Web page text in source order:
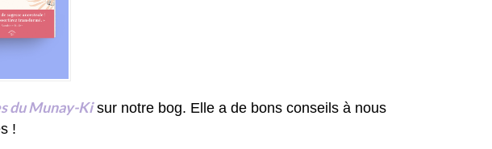
du Munay-Ki sur notre bog. Elle a de bons conseils à nous
!